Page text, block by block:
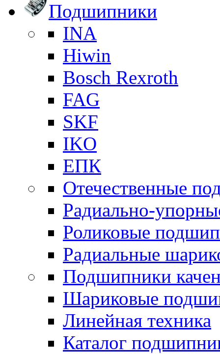
Подшипники
INA
Hiwin
Bosch Rexroth
FAG
SKF
IKO
ЕПК
Отечественные
Радиально-
Роликовые
Радиальные
Подшипники
Шариковые
Линейная техника
Каталог